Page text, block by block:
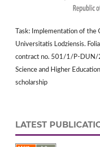
Task: Implementation of
Universitatis Lodziensis.
contract no. 501/1/P-DUN/
Science and Higher
scholarship
LATEST